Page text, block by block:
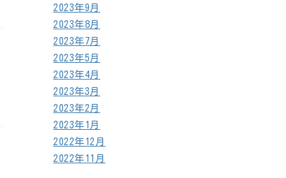
2023年9月
2023年8月
2023年7月
2023年5月
2023年4月
2023年3月
2023年2月
2023年1月
2022年12月
2022年11月